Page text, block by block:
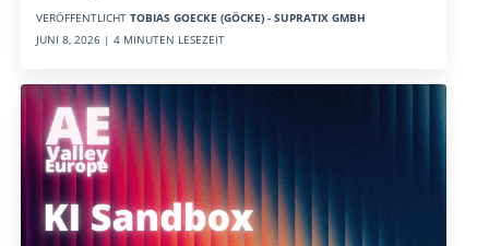
VERÖFFENTLICHT TOBIAS GOECKE (GÖCKE) - SUPRATIX GMBH
JUNI 8, 2026 | 4 MINUTEN LESEZEIT